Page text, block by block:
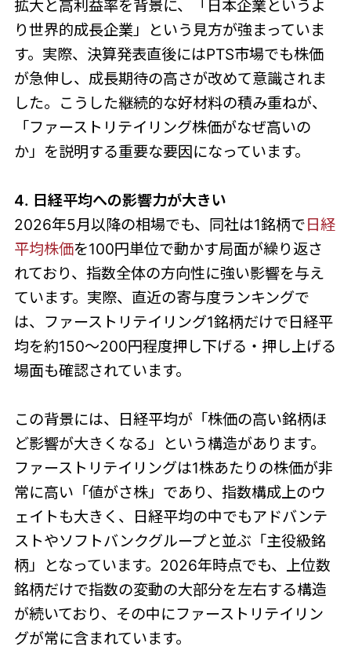
拡大と高利益率を背景に、「日本企業というよ
り世界的成長企業」という見方が強まっていま
す。実際、決算発表直後にはPTS市場でも株価
が急伸し、成長期待の高さが改めて意識されま
した。こうした継続的な好材料の積み重ねが、
「ファーストリテイリング株価がなぜ高いの
か」を説明する重要な要因になっています。
4. 日経平均への影響力が大きい
2026年5月以降の相場でも、同社は1銘柄で日経
平均株価を100円単位で動かす局面が繰り返さ
れており、指数全体の方向性に強い影響を与え
ています。実際、直近の寄与度ランキングで
は、ファーストリテイリング1銘柄だけで日経平
均を約150〜200円程度押し下げる・押し上げる
場面も確認されています。
この背景には、日経平均が「株価の高い銘柄ほ
ど影響が大きくなる」という構造があります。
ファーストリテイリングは1株あたりの株価が非
常に高い「値がさ株」であり、指数構成上のウ
ェイトも大きく、日経平均の中でもアドバンテ
ストやソフトバンクグループと並ぶ「主役級銘
柄」となっています。2026年時点でも、上位数
銘柄だけで指数の変動の大部分を左右する構造
が続いており、その中にファーストリテイリン
グが常に含まれています。